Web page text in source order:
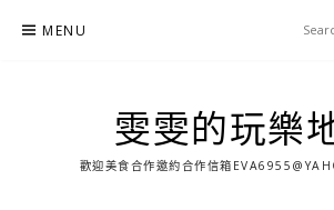
MENU
雯雯的玩樂
歡迎美食合作邀約合作信箱